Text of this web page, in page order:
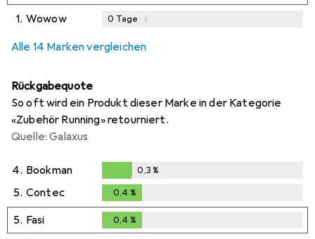
1. Wowow 0 Tage i
Alle 14 Marken vergleichen
Rückgabequote
So oft wird ein Produkt dieser Marke in der Kategorie
«Zubehör Running» retourniert.
Quelle: Galaxus
4. Bookman
0,3%
0,3%
5. Contec 0,4 %
5. Fasi 0,4 %